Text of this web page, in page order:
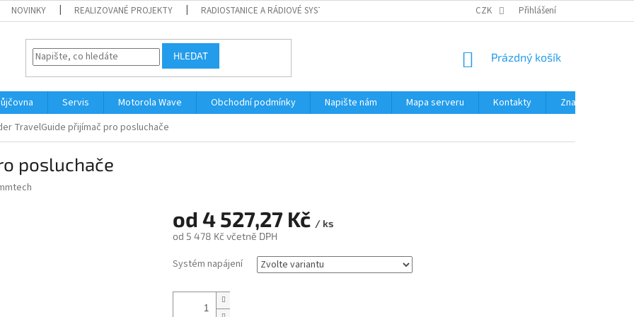
NOVINKY REALIZOVANÉ PROJEKTY RADIOSTANICE A RÁDIOVÉ SYSTÉMY PŘÍSLUŠENSTVÍ RUČNÍ RADIOSTANICE PŮJČOVNA
CZK Přihlášení
HLEDAT
NÁKUPNÍ
Prázdný košík
Servis Motorola Wave Obchodní podmínky Napište nám Mapa serveru Kontakty
Značky
TravelGuide přijímač pro posluchače
posluchače
od 4 527,27 Kč / ks
od 5 478 Kčvčetně DPH
Měrná
cena:
Systém napájení